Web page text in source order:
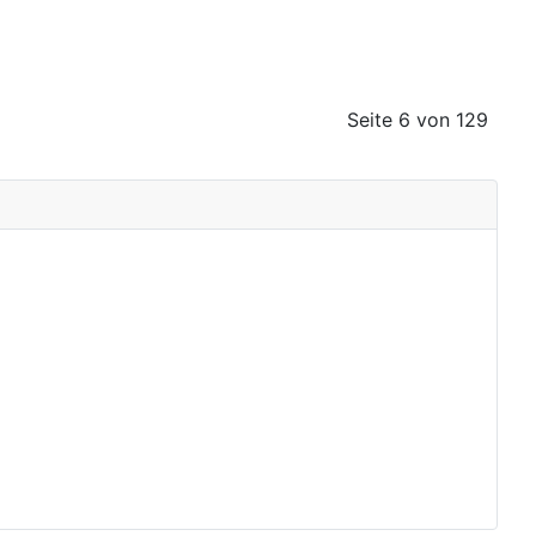
Seite 6 von 129